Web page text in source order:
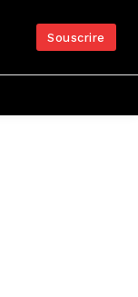
Souscrire